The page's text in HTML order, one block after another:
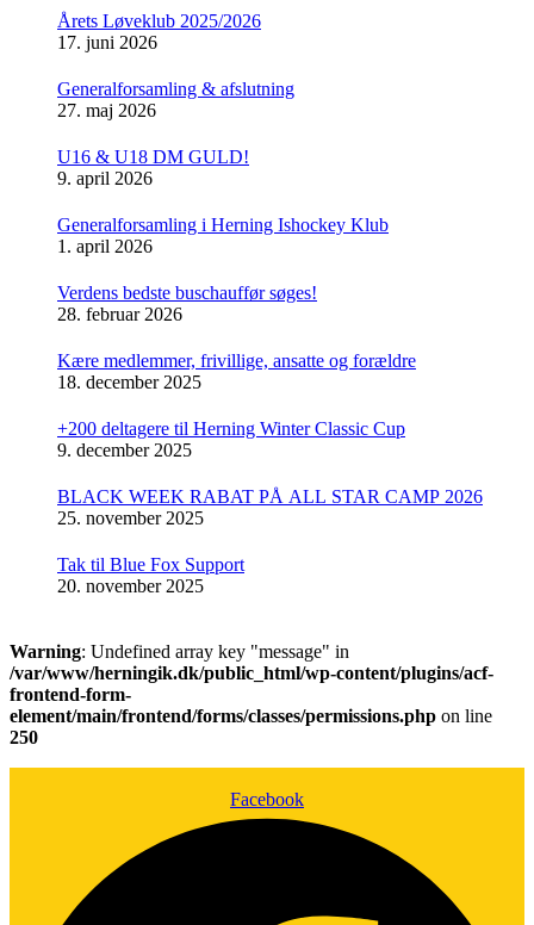
Årets Løveklub 2025/2026
17. juni 2026
Generalforsamling & afslutning
27. maj 2026
U16 & U18 DM GULD!
9. april 2026
Generalforsamling i Herning Ishockey Klub
1. april 2026
Verdens bedste buschauffør søges!
28. februar 2026
Kære medlemmer, frivillige, ansatte og forældre
18. december 2025
+200 deltagere til Herning Winter Classic Cup
9. december 2025
BLACK WEEK RABAT PÅ ALL STAR CAMP 2026
25. november 2025
Tak til Blue Fox Support
20. november 2025
Warning: Undefined array key "message" in
/var/www/herningik.dk/public_html/wp-content/plugins/acf-
frontend-form-
element/main/frontend/forms/classes/permissions.php on line
250
Facebook